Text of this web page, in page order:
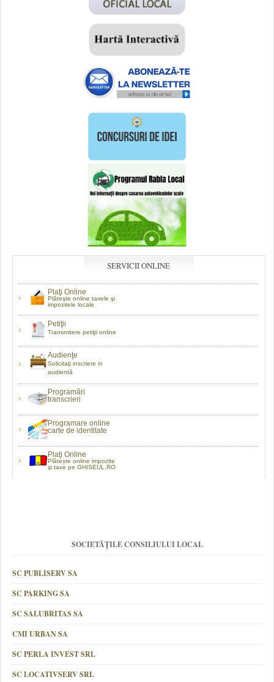
SERVICII ONLINE
Plaţi Online
Plăteşte online taxele şi
impozitele locale
Petiţii
Transmitere petiţii online
Audienţe
Solicitaţi inscriere in
audientă
Programări
transcrieri
Programare online
carte de identitate
Plaţi Online
Plătește online impozite
şi taxe pe GHISEUL.RO
SOCIETĂȚILE CONSILIULUI LOCAL
SC PUBLISERV SA
SC PARKING SA
SC SALUBRITAS SA
CMI URBAN SA
SC PERLA INVEST SRL
SC LOCATIVSERV SRL